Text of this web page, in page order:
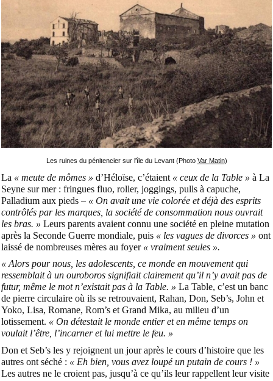
Les ruines du pénitencier sur l'île du Levant (Photo Var Matin)
La « meute de mômes » d’Héloïse, c’étaient « ceux de la Table » à La
Seyne sur mer : fringues fluo, roller, joggings, pulls à capuche,
Palladium aux pieds – « On avait une vie colorée et déjà des esprits
contrôlés par les marques, la société de consommation nous ouvrait
les bras. » Leurs parents avaient connu une société en pleine mutation
après la Seconde Guerre mondiale, puis « les vagues de divorces » ont
laissé de nombreuses mères au foyer « vraiment seules ».
« Alors pour nous, les adolescents, ce monde en mouvement qui
ressemblait à un ouroboros signifiait clairement qu’il n’y avait pas de
futur, même le mot n’existait pas à la Table. » La Table, c’est un banc
de pierre circulaire où ils se retrouvaient, Rahan, Don, Seb’s, John et
Yoko, Lisa, Romane, Rom’s et Grand Mika, au milieu d’un
lotissement. « On détestait le monde entier et en même temps on
voulait l’être, l’incarner et lui mettre le feu. »
Don et Seb’s les y rejoignent un jour après le cours d’histoire que les
autres ont séché : « Eh bien, vous avez loupé un putain de cours ! »
Les autres ne le croient pas, jusqu’à ce qu’ils leur rappellent leur visite